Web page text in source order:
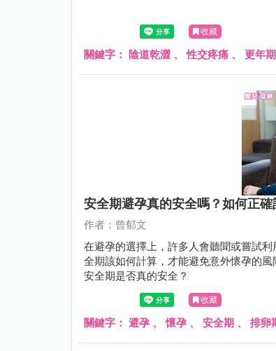
收藏
關鍵字： 陰道乾澀 、性交疼痛 、 更年期
安全期避孕真的安全嗎？如何正確
作者：曾郁文
在避孕的選擇上，許多人會聽聞或嘗試
全期該如何計算，才能避免意外懷孕的
安全期是否真的安全？
收藏
關鍵字： 避孕 、懷孕 、 安全期 、 排卵